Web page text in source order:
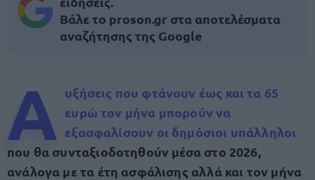
Βάλε το proson.gr στα αποτελέσματα
αναζήτησης της Google
Α υξήσεις που φτάνουν έως και τα 65
ευρώ τον μήνα μπορούν να
εξασφαλίσουν οι δημόσιοι υπάλληλοι
που θα συνταξιοδοτηθούν μέσα στο 2026,
ανάλογα με τα έτη ασφάλισης αλλά και τον μήνα